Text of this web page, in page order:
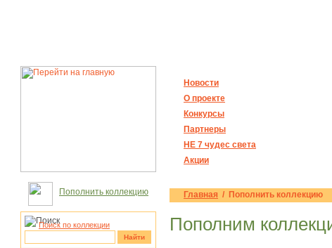
Пополнить коллекцию
Поиск по коллекции
Найти
Новости
О проекте
Конкурсы
Партнеры
НЕ 7 чудес света
Акции
Главная / Пополнить коллекцию
Пополним